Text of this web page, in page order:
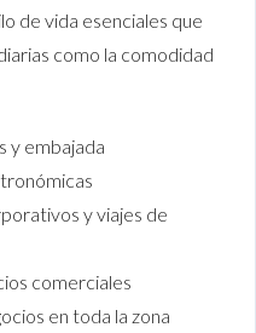
de vida esenciales que
como la comodidad
y embajada
y viajes de
comerciales
en toda la zona